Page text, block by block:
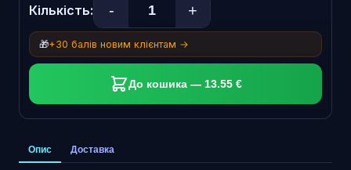
Кількість: - +
🎁+30 балів новим клієнтам →
До кошика — 13.55 €
Опис Доставка